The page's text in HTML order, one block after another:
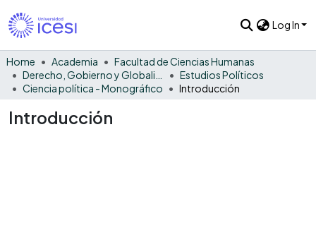
Log In
Home Academia
Facultad de Ciencias Humanas
Estudios Políticos
Ciencia política - Monográfico
Introducción
Introducción